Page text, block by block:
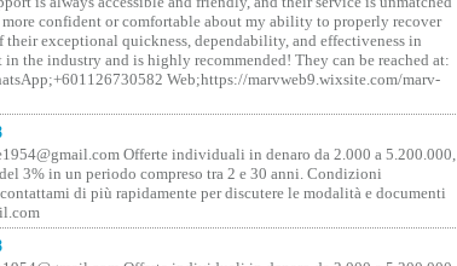
confident or comfortable about my ability to properly recover
exceptional quickness, dependability, and effectiveness in
the industry and is highly recommended! They can be reached at:
Web;https://marvweb9.wixsite.com/marv-
Offerte individuali in denaro da 2.000 a 5.200.000,
3% in un periodo compreso tra 2 e 30 anni. Condizioni
di più rapidamente per discutere le modalità e documenti